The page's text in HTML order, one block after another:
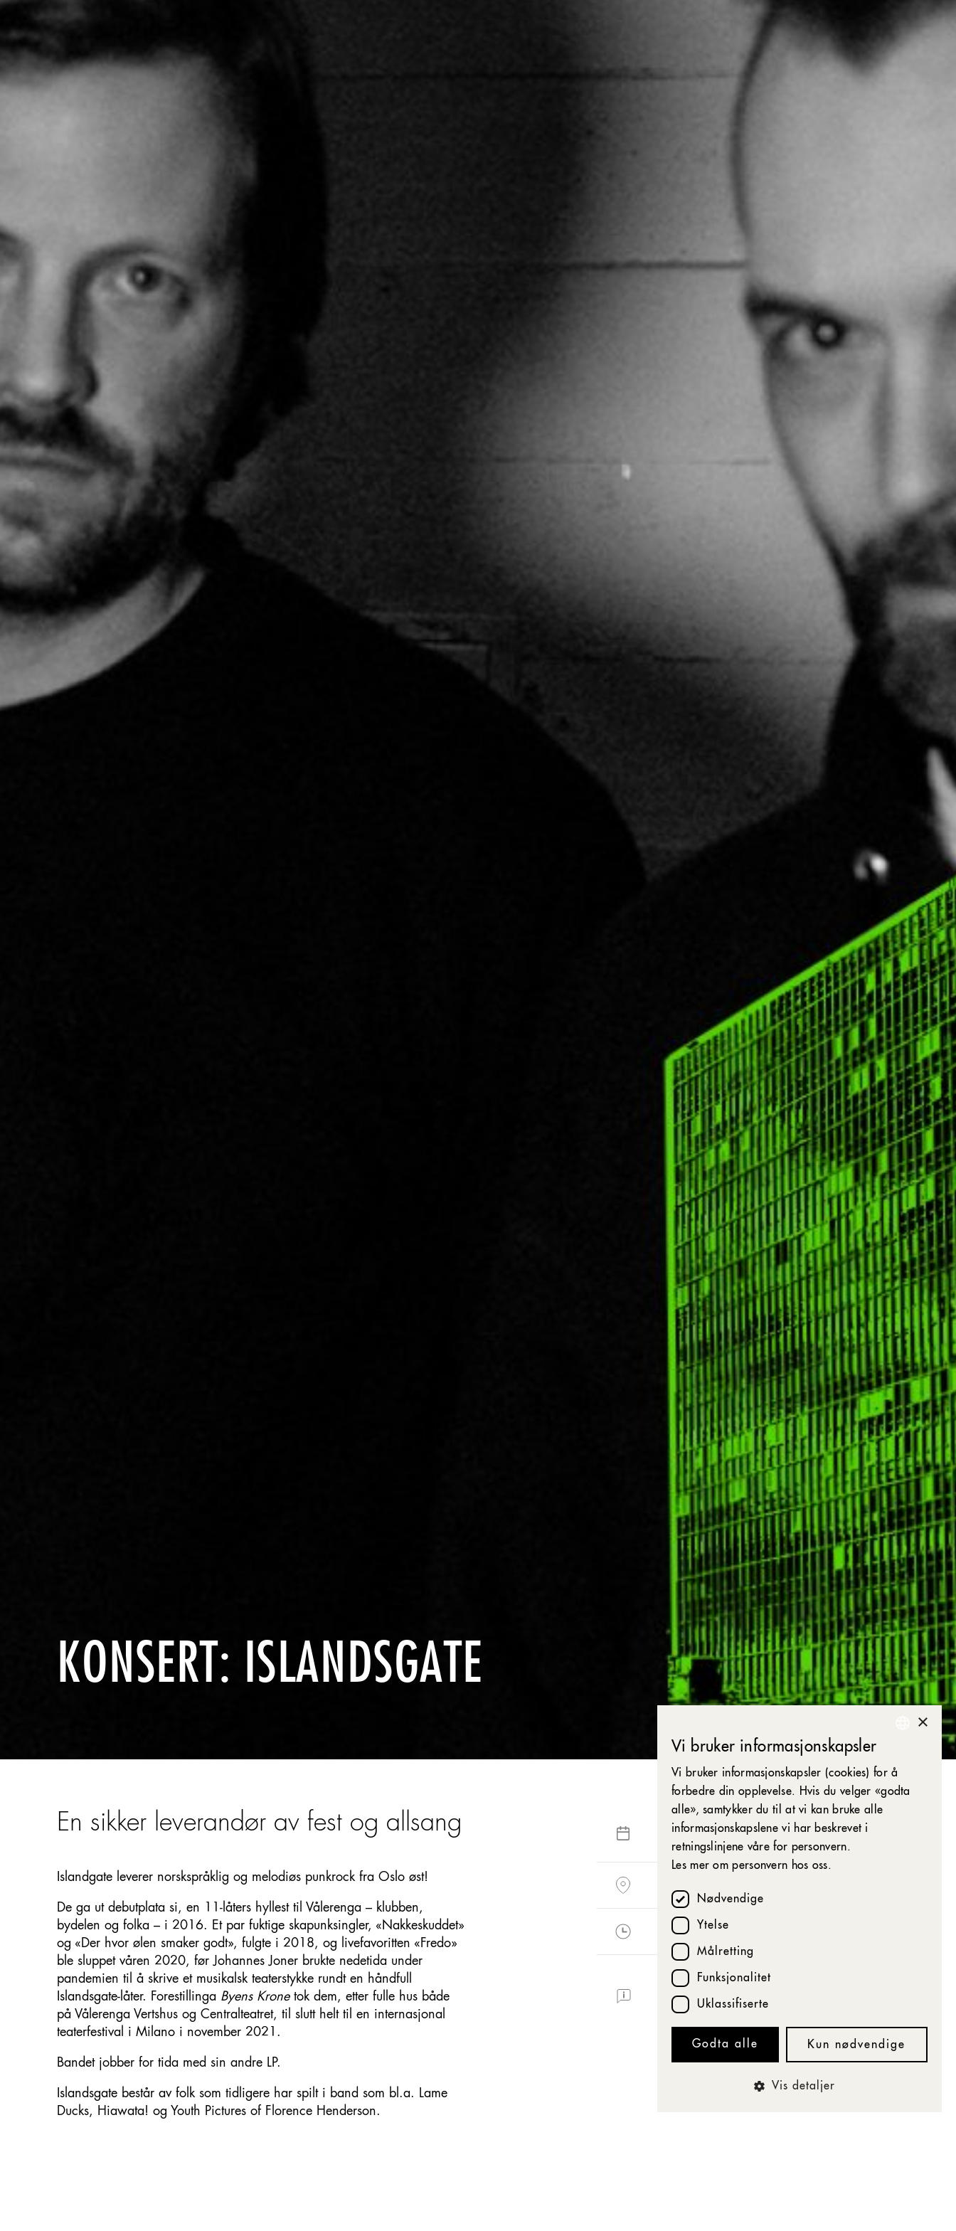
KONSERT: ISLANDSGATE
Nyhetsbrev: Få eksklusive tilbud
En sikker leverandør av fest og allsang
Islandgate leverer norskspråklig og melodiøs punkrock fra Oslo øst!
De ga ut debutplata si, en 11-låters hyllest til Vålerenga – klubben,
bydelen og folka – i 2016. Et par fuktige skapunksingler, «Nakkeskuddet»
og «Der hvor ølen smaker godt», fulgte i 2018, og livefavoritten «Fredo»
ble sluppet våren 2020, før Johannes Joner brukte nedetida under
pandemien til å skrive et musikalsk teaterstykke rundt en håndfull
Islandsgate-låter. Forestillinga Byens Kronetok dem, etter fulle hus både
på Vålerenga Vertshus og Centralteatret, til slutt helt til en internasjonal
teaterfestival i Milano i november 2021.
Bandet jobber for tida med sin andre LP.
Islandsgate består av folk som tidligere har spilt i band som bl.a. Lame
Ducks, Hiawata! og Youth Pictures of Florence Henderson.
9. juni 2023, kl. 21:45
1 time
Dørene åpner kl. 21.30, og bandet går
på kl. 21.45. Konsertbillett kun 130 kr.
Har du allerede teaterbillett denne
ENGLISH
×
Vi bruker informasjonskapsler
Vi bruker informasjonskapsler (cookies) for å
forbedre din opplevelse. Hvis du velger «godta
alle», samtykker du til at vi kan bruke alle
informasjonskapslene vi har beskrevet i
retningslinjene våre for personvern.
Les mer om personvern hos oss.
Nødvendige
Ytelse
Målretting
Funksjonalitet
Uklassifiserte
Godta alle Kun nødvendige
Vis detaljer